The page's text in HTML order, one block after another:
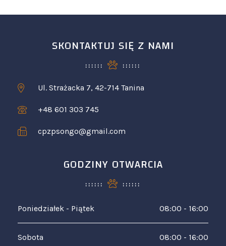
SKONTAKTUJ SIĘ Z NAMI
Ul. Strażacka 7, 42-714 Tanina
+48 601 303 745
cpzpsongo@gmail.com
GODZINY OTWARCIA
Poniedziałek - Piątek 08:00 - 16:00
Sobota 08:00 - 16:00